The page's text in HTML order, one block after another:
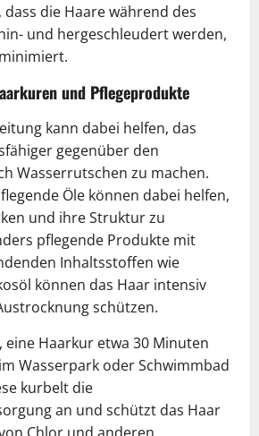
die Haare während des
und hergeschleudert werden,
und Pflegeprodukte
kann dabei helfen, das
gegenüber den
Wasserrutschen zu machen.
Öle können dabei helfen,
und ihre Struktur zu
pflegende Produkte mit
Inhaltsstoffen wie
können das Haar intensiv
schützen.
eine Haarkur etwa 30 Minuten
Wasserpark oder Schwimmbad
kurbelt die
an und schützt das Haar